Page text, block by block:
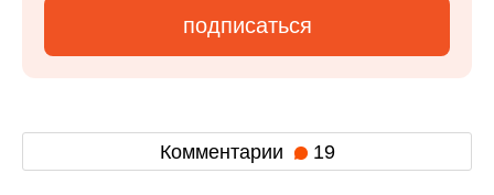
подписаться
Комментарии 19